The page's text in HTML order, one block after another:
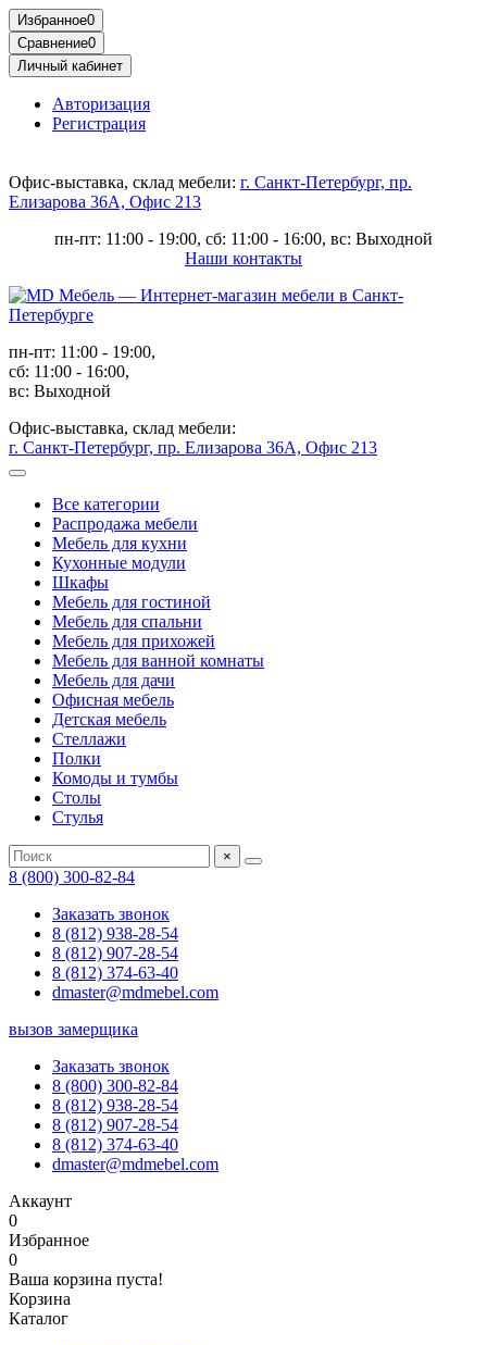
Избранное0
Сравнение0
Личный кабинет
Авторизация
Регистрация
Офис-выставка, склад мебели: г. Санкт-Петербург, пр.
Елизарова 36А, Офис 213
пн-пт: 11:00 - 19:00, сб: 11:00 - 16:00, вс: Выходной
Наши контакты
пн-пт: 11:00 - 19:00,
сб: 11:00 - 16:00,
вс: Выходной
Офис-выставка, склад мебели:
г. Санкт-Петербург, пр. Елизарова 36А, Офис 213
Все категории
Распродажа мебели
Мебель для кухни
Кухонные модули
Шкафы
Мебель для гостиной
Мебель для спальни
Мебель для прихожей
Мебель для ванной комнаты
Мебель для дачи
Офисная мебель
Детская мебель
Стеллажи
Полки
Комоды и тумбы
Столы
Стулья
×
8 (800) 300-82-84
Заказать звонок
8 (812) 938-28-54
8 (812) 907-28-54
8 (812) 374-63-40
dmaster@mdmebel.com
вызов замерщика
Заказать звонок
8 (800) 300-82-84
8 (812) 938-28-54
8 (812) 907-28-54
8 (812) 374-63-40
dmaster@mdmebel.com
Аккаунт
0
Избранное
0
Ваша корзина пуста!
Корзина
Каталог